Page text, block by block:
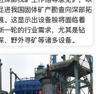
进我国固体矿产勘查向深部拓
。这显示出设备股将面临着
一轮的行业需求，尤其是钻
、野外寻矿等诸多设备。